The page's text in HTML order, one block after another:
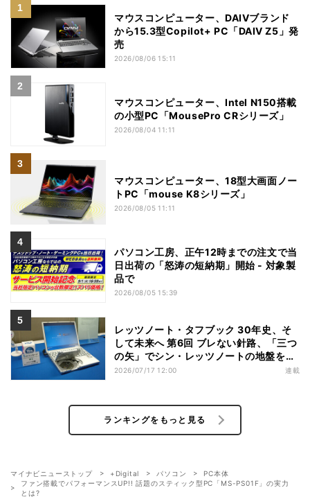
マウスコンピューター、DAIVブランド
から15.3型Copilot+ PC「DAIV Z5」発
売
2026/08/06 15:11
マウスコンピューター、Intel N150搭載
の小型PC「MousePro CRシリーズ」
2026/08/04 11:11
マウスコンピューター、18型大画面ノー
トPC「mouse K8シリーズ」
2026/08/05 11:11
パソコン工房、正午12時までの注文で当
日出荷の「怒涛の短納期」開始 - 対象製
品で
2026/08/05 15:39
レッツノート・タフブック 30年史、そ
して未来へ 第6回 ブレない針路、「三つ
の矢」でシン・レッツノートの地盤を築
く
2026/07/17 12:00 連載
ランキングをもっと見る
マイナビニューストップ +Digital パソコン
PC本体
ファン搭載でパフォーマンスUP!! 話題のスティック型PC「MS-PS01F」の実力
とは?